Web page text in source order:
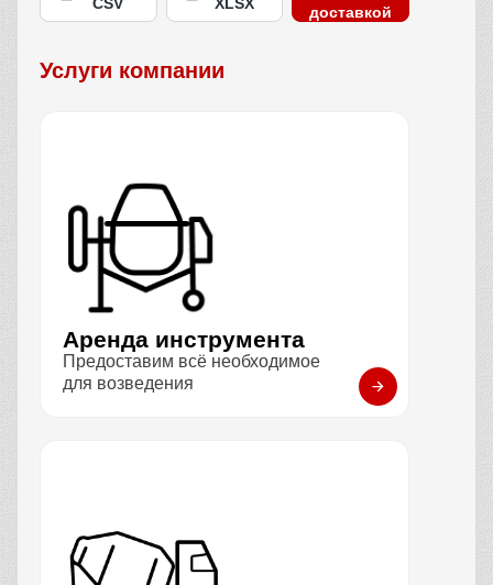
доставкой
Услуги компании
Аренда инструмента
Предоставим всё необходимое
для возведения